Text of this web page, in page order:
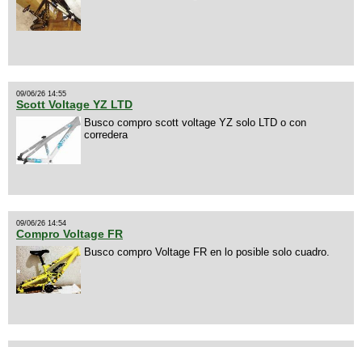
09/06/26 14:55
Scott Voltage YZ LTD
Busco compro scott voltage YZ solo LTD o con
corredera
09/06/26 14:54
Compro Voltage FR
Busco compro Voltage FR en lo posible solo cuadro.